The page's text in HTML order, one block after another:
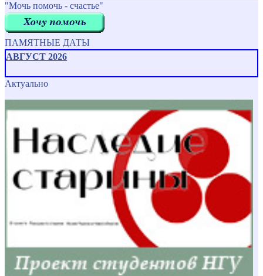
"Мочь помочь - счастье"
ПАМЯТНЫЕ ДАТЫ
АВГУСТ 2026
Актуально